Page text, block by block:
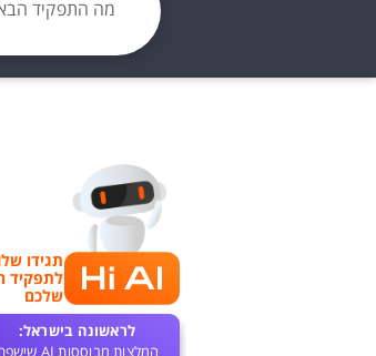
מה התפקיד
תגידו
לתפקיד
שלכם
לראשונה בישראל:
המלצות מבוססות AI שישפרו